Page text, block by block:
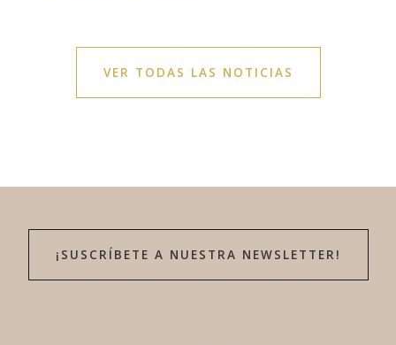
VER TODAS LAS NOTICIAS
¡SUSCRÍBETE A NUESTRA NEWSLETTER!